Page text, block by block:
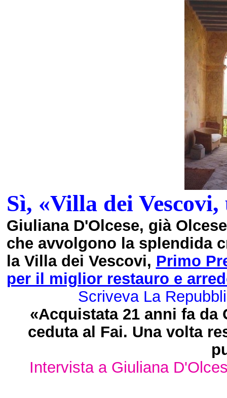
Sì, «Villa dei
Giuliana D'Olcese, già
che avvolgono la splendida
la Villa dei Vescovi, Primo
per il miglior restauro e
Scriveva La
«Acquistata 21 anni fa da
ceduta al Fai. Una volta
Intervista a Giuliana